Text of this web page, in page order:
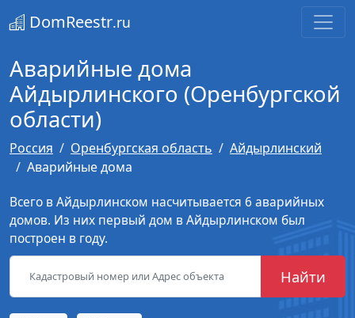
DomReestr.ru
Аварийные дома
Айдырлинского (Оренбургской
области)
Россия Оренбургская область
Айдырлинский
Аварийные дома
Всего в Айдырлинском насчитывается 6 аварийных
домов. Из них первый дом в Айдырлинском был
построен в году.
Найти